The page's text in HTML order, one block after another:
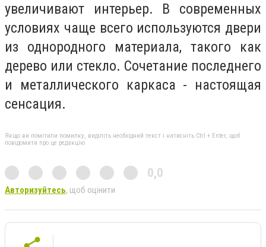
увеличивают интерьер. В современных
условиях чаще всего используются двери
из однородного материала, такого как
дерево или стекло. Сочетание последнего
и металлического каркаса - настоящая
сенсация.
Якщо ви помітили помилку, виділіть необхідний текст і натисніть Ctrl + Enter, щоб
повідомити про це редакцію
0,0
Авторизуйтесь, щоб оцінити